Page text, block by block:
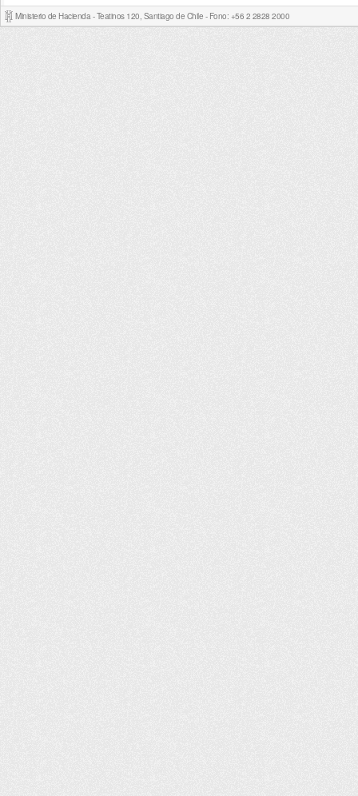
Ministerio de Hacienda - Teatinos 120, Santiago de Chile - Fono: +56 2 2828 2000